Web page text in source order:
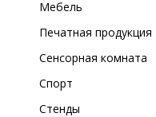
Мебель
Печатная продукция
Сенсорная комната
Спорт
Стенды